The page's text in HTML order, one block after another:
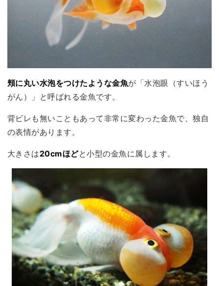
頬に丸い水泡をつけたような金魚が「水泡眼（すいほう
がん）」と呼ばれる金魚です。
背ビレも無いこともあって非常に変わった金魚で、独自
の表情があります。
大きさは20cmほどと小型の金魚に属します。